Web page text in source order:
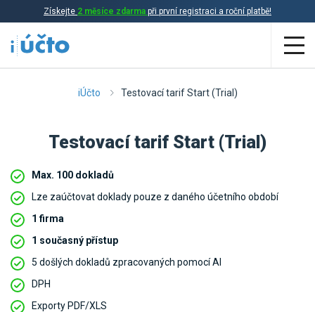
Získejte 2 měsíce zdarma při první registraci a roční platbě!
Aplikace
Fakturace
Online daňová evidence
Ceník
iÚčto Testovací tarif Start (Trial)
Testovací tarif Start (Trial)
Max. 100 dokladů
Lze zaúčtovat doklady pouze z daného účetního období
1 firma
1 současný přístup
5 došlých dokladů zpracovaných pomocí AI
DPH
Exporty PDF/XLS